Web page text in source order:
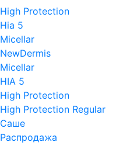
High Protection
Hia 5
Micellar
​NewDermis
Micellar
HIA 5
High Protection
High Protection Regular
Саше
Распродажа